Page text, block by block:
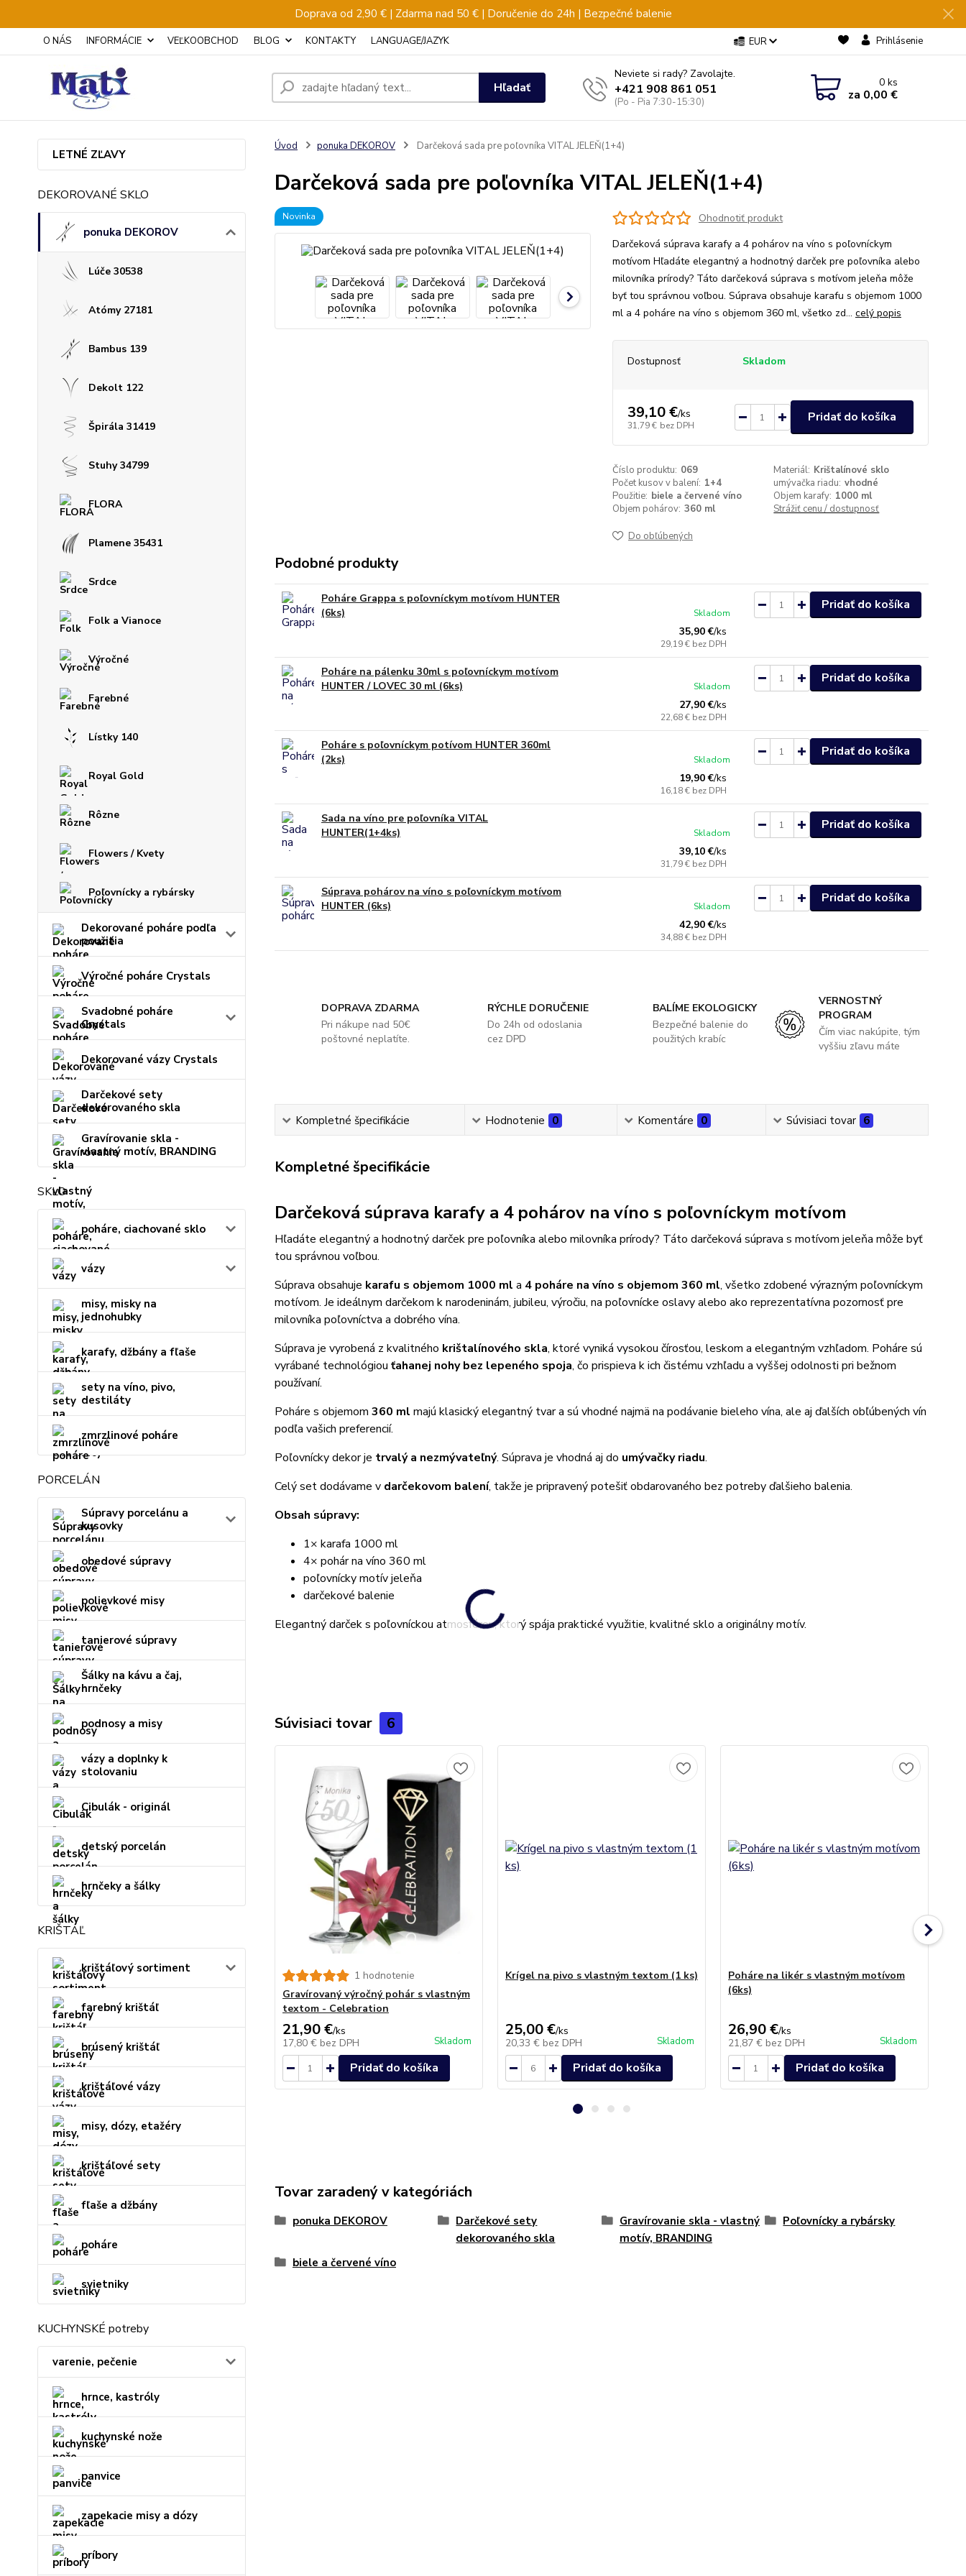
Doprava od 2,90 € | Zdarma nad 50 € | Doručenie do 24h | Bezpečné balenie
O NÁS INFORMÁCIE VEĽKOOBCHOD BLOG KONTAKTY LANGUAGE/JAZYK EUR Prihlásenie
Hľadať
Neviete si rady? Zavolajte.
+421 908 861 051
(Po - Pia 7:30-15:30)
0ks
za 0,00 €
LETNÉ ZĽAVY
DEKOROVANÉ SKLO
ponuka DEKOROV
Lúče 30538
Atómy 27181
Bambus 139
Dekolt 122
Špirála 31419
Stuhy 34799
FLORA
Plamene 35431
Srdce
Folk a Vianoce
Výročné
Farebné
Lístky 140
Royal Gold
Rôzne
Flowers / Kvety
Poľovnícky a rybársky
Dekorované poháre podľa
použitia
Výročné poháre Crystals
Svadobné poháre
Crystals
Dekorované vázy Crystals
Darčekové sety
dekorovaného skla
Gravírovanie skla -
vlastný motív, BRANDING
SKLO
poháre, ciachované sklo
vázy
misy, misky na
jednohubky
karafy, džbány a fľaše
sety na víno, pivo,
destiláty
zmrzlinové poháre
PORCELÁN
Súpravy porcelánu a
kusovky
obedové súpravy
polievkové misy
tanierové súpravy
Šálky na kávu a čaj,
hrnčeky
podnosy a misy
vázy a doplnky k
stolovaniu
Cibulák - originál
detský porcelán
hrnčeky a šálky
KRIŠTÁĽ
krištáľový sortiment
farebný krištáľ
brúsený krištáľ
krištáľové vázy
misy, dózy, etažéry
krištáľové sety
fľaše a džbány
poháre
svietniky
KUCHYNSKÉ potreby
varenie, pečenie
hrnce, kastróly
kuchynské nože
panvice
zapekacie misy a dózy
príbory
Úvod ponuka DEKOROV Darčeková sada pre poľovníka VITAL JELEŇ(1+4)
Darčeková sada pre poľovníka VITAL JELEŇ(1+4)
Novinka
Ohodnotiť produkt
Darčeková súprava karafy a 4 pohárov na víno s poľovníckym
motívom Hľadáte elegantný a hodnotný darček pre poľovníka alebo
milovníka prírody? Táto darčeková súprava s motívom jeleňa môže
byť tou správnou voľbou. Súprava obsahuje karafu s objemom 1000
ml a 4 poháre na víno s objemom 360 ml, všetko zd... celý popis
Dostupnosť Skladom
39,10 €/ks
31,79 € bez DPH
Pridať do košíka
Číslo produktu: 069 Materiál: Krištalínové sklo
Počet kusov v balení: 1+4 umývačka riadu: vhodné
Použitie: biele a červené víno Objem karafy: 1000 ml
Objem pohárov: 360 ml Strážiť cenu / dostupnosť
Do obľúbených
Podobné produkty
Poháre Grappa s poľovníckym motívom HUNTER
(6ks)
35,90 €/ks
29,19 € bez DPH
Skladom
Pridať do košíka
Poháre na pálenku 30ml s poľovníckym motívom
HUNTER / LOVEC 30 ml (6ks)
27,90 €/ks
22,68 € bez DPH
Skladom
Pridať do košíka
Poháre s poľovníckym potívom HUNTER 360ml
(2ks)
19,90 €/ks
16,18 € bez DPH
Skladom
Pridať do košíka
Sada na víno pre poľovníka VITAL
HUNTER(1+4ks)
39,10 €/ks
31,79 € bez DPH
Skladom
Pridať do košíka
Súprava pohárov na víno s poľovníckym motívom
HUNTER (6ks)
42,90 €/ks
34,88 € bez DPH
Skladom
Pridať do košíka
DOPRAVA ZDARMA
Pri nákupe nad 50€
poštovné neplatíte.
RÝCHLE DORUČENIE
Do 24h od odoslania
cez DPD
BALÍME EKOLOGICKY
Bezpečné balenie do
použitých krabíc
VERNOSTNÝ
PROGRAM
Čím viac nakúpite, tým
vyššiu zľavu máte
Kompletné špecifikácie Hodnotenie 0 Komentáre 0 Súvisiaci tovar 6
Kompletné špecifikácie
Darčeková súprava karafy a 4 pohárov na víno s poľovníckym motívom
Hľadáte elegantný a hodnotný darček pre poľovníka alebo milovníka prírody? Táto darčeková súprava s motívom jeleňa môže byť
tou správnou voľbou.
Súprava obsahuje karafu s objemom 1000 ml a 4 poháre na víno s objemom 360 ml, všetko zdobené výrazným poľovníckym
motívom. Je ideálnym darčekom k narodeninám, jubileu, výročiu, na poľovnícke oslavy alebo ako reprezentatívna pozornosť pre
milovníka poľovníctva a dobrého vína.
Súprava je vyrobená z kvalitného krištalínového skla, ktoré vyniká vysokou čírosťou, leskom a elegantným vzhľadom. Poháre sú
vyrábané technológiou ťahanej nohy bez lepeného spoja, čo prispieva k ich čistému vzhľadu a vyššej odolnosti pri bežnom
používaní.
Poháre s objemom 360 ml majú klasický elegantný tvar a sú vhodné najmä na podávanie bieleho vína, ale aj ďalších obľúbených vín
podľa vašich preferencií.
Poľovnícky dekor je trvalý a nezmývateľný. Súprava je vhodná aj do umývačky riadu.
Celý set dodávame v darčekovom balení, takže je pripravený potešiť obdarovaného bez potreby ďalšieho balenia.
Obsah súpravy:
1× karafa 1000 ml
4× pohár na víno 360 ml
poľovnícky motív jeleňa
darčekové balenie
Elegantný darček s poľovníckou atmosférou, ktorý spája praktické využitie, kvalitné sklo a originálny motív.
Súvisiaci tovar 6
1 hodnotenie
Gravírovaný výročný pohár s vlastným
textom - Celebration
21,90 €/ks
17,80 € bez DPH Skladom
Pridať do košíka
Krígel na pivo s vlastným textom (1 ks)
25,00 €/ks
20,33 € bez DPH Skladom
Pridať do košíka
Poháre na likér s vlastným motívom
(6ks)
26,90 €/ks
21,87 € bez DPH Skladom
Pridať do košíka
Tovar zaradený v kategóriách
ponuka DEKOROV
Darčekové sety
dekorovaného skla
Gravírovanie skla - vlastný
motív, BRANDING
Poľovnícky a rybársky
biele a červené víno